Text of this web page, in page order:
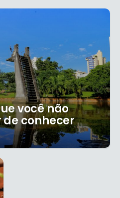
você não
conhecer